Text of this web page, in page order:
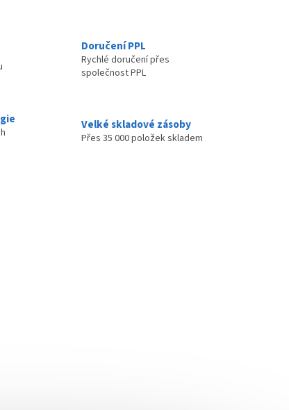
Doručení PPL
Rychlé doručení přes
společnost PPL
Velké skladové zásoby
Přes 35 000 položek skladem